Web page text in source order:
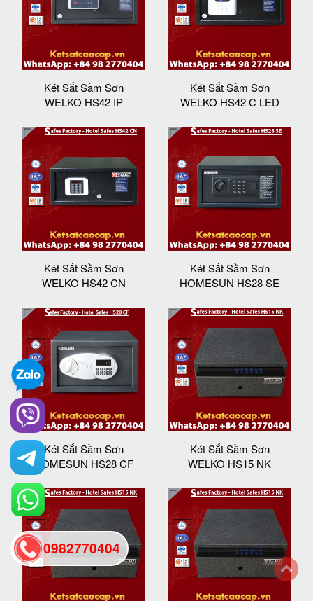
Két Sắt Sầm Sơn
WELKO HS42 IP
Két Sắt Sầm Sơn
WELKO HS42 C LED
Két Sắt Sầm Sơn
WELKO HS42 CN
Két Sắt Sầm Sơn
HOMESUN HS28 SE
Két Sắt Sầm Sơn
HOMESUN HS28 CF
Két Sắt Sầm Sơn
WELKO HS15 NK
0982770404